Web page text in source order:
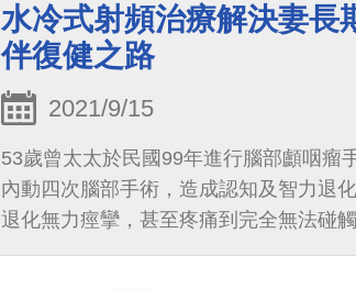
水冷式射頻治療解決妻長
伴復健之路
2021/9/15
53歲曾太太於民國99年進行腦部顱咽瘤
內動四次腦部手術，造成認知及智力退
退化無力痙攣，甚至疼痛到完全無法碰
雙腳髖關節疼痛狀況無法克服，來到中